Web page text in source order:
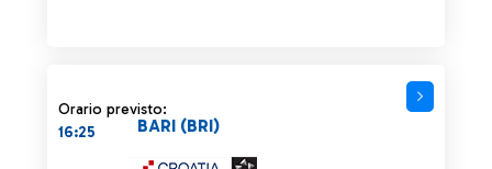
Orario previsto:
16:25
BARI (BRI)